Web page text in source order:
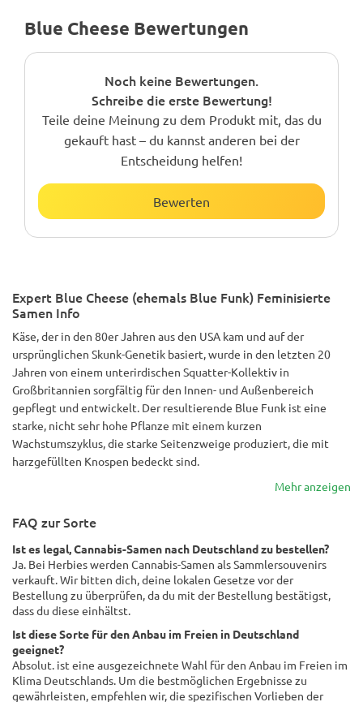
Blue Cheese Bewertungen
Noch keine Bewertungen.
Schreibe die erste Bewertung!
Teile deine Meinung zu dem Produkt mit, das du
gekauft hast – du kannst anderen bei der
Entscheidung helfen!
Bewerten
Expert Blue Cheese (ehemals Blue Funk) Feminisierte
Samen Info
Käse, der in den 80er Jahren aus den USA kam und auf der
ursprünglichen Skunk-Genetik basiert, wurde in den letzten 20
Jahren von einem unterirdischen Squatter-Kollektiv in
Großbritannien sorgfältig für den Innen- und Außenbereich
gepflegt und entwickelt. Der resultierende Blue Funk ist eine
starke, nicht sehr hohe Pflanze mit einem kurzen
Wachstumszyklus, die starke Seitenzweige produziert, die mit
harzgefüllten Knospen bedeckt sind.
Mehr anzeigen
FAQ zur Sorte
Ist es legal, Cannabis-Samen nach Deutschland zu bestellen?
Ja. Bei Herbies werden Cannabis-Samen als Sammlersouvenirs
verkauft. Wir bitten dich, deine lokalen Gesetze vor der
Bestellung zu überprüfen, da du mit der Bestellung bestätigst,
dass du diese einhältst.
Ist diese Sorte für den Anbau im Freien in Deutschland
geeignet?
Absolut. ist eine ausgezeichnete Wahl für den Anbau im Freien im
Klima Deutschlands. Um die bestmöglichen Ergebnisse zu
gewährleisten, empfehlen wir, die spezifischen Vorlieben der